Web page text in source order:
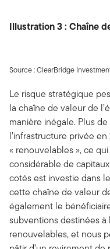
Illustration 3 : Chaîne
Source : ClearBridge
Le risque stratégique
la chaîne de valeur de
manière inégale. Plus
l’infrastructure privée
« renouvelables », ce
considérable de
cotés est investie dans
cette chaîne de valeur
également le
subventions destinées
renouvelables, et nous